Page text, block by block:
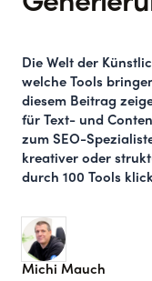
Die Welt der
welche Tools
diesem Beitrag
für Text- und
zum SEO-
kreativer oder
durch 100 Tools
Michi Mauch